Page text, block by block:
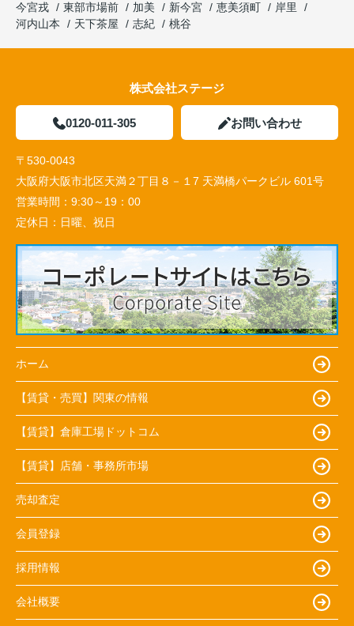
今宮戎
東部市場前 加美 新今宮 恵美須町
岸里
河内山本
天下茶屋 志紀 桃谷
株式会社ステージ
0120-011-305 お問い合わせ
〒530-0043
大阪府大阪市北区天満２丁目８－１7 天満橋パークビル 601号
営業時間： 9:30～19：00
定休日： 日曜、祝日
ホーム
【賃貸・売買】関東の情報
【賃貸】倉庫工場ドットコム
【賃貸】店舗・事務所市場
売却査定
会員登録
採用情報
会社概要